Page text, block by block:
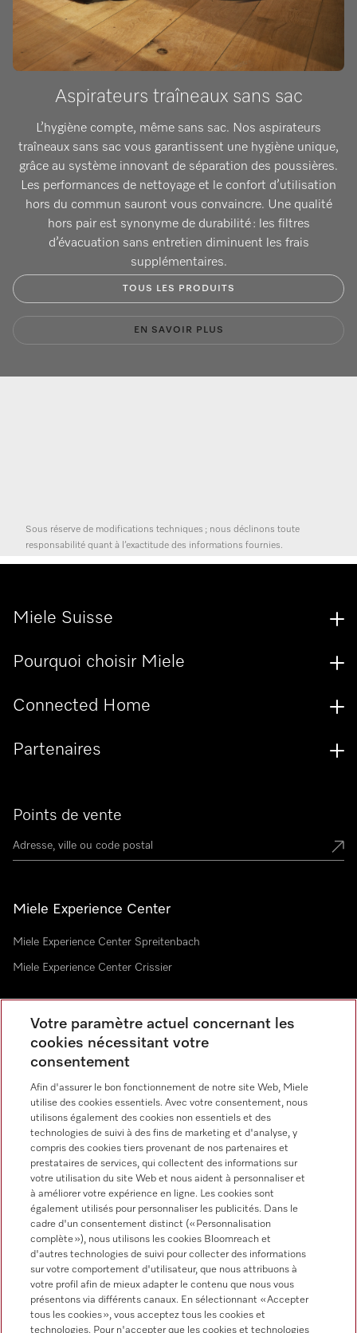
Aspirateurs traîneaux sans sac
L’hygiène compte, même sans sac. Nos aspirateurs
traîneaux sans sac vous garantissent une hygiène unique,
grâce au système innovant de séparation des poussières.
Les performances de nettoyage et le confort d’utilisation
hors du commun sauront vous convaincre. Une qualité
hors pair est synonyme de durabilité : les filtres
d’évacuation sans entretien diminuent les frais
supplémentaires.
TOUS LES PRODUITS
EN SAVOIR PLUS
Sous réserve de modifications techniques ; nous déclinons toute
responsabilité quant à l’exactitude des informations fournies.
Points de vente
Miele Experience Center
Miele Experience Center Spreitenbach
Miele Experience Center Crissier
Newsletter
Langue
FRANÇAIS
Miele Suisse
Pourquoi choisir Miele
Connected Home
Partenaires
Miele sur Youtube
Miele sur Instagram
Miele sur Facebook
Miele sur Pinterest
Miele sur LinkedIn
Votre paramètre actuel concernant les
cookies nécessitant votre
consentement
Afin d'assurer le bon fonctionnement de notre site Web, Miele
utilise des cookies essentiels. Avec votre consentement, nous
utilisons également des cookies non essentiels et des
technologies de suivi à des fins de marketing et d'analyse, y
compris des cookies tiers provenant de nos partenaires et
prestataires de services, qui collectent des informations sur
votre utilisation du site Web et nous aident à personnaliser et
à améliorer votre expérience en ligne. Les cookies sont
également utilisés pour personnaliser les publicités. Dans le
cadre d'un consentement distinct (« Personnalisation
complète »), nous utilisons les cookies Bloomreach et
d'autres technologies de suivi pour collecter des informations
sur votre comportement d'utilisateur, que nous attribuons à
votre profil afin de mieux adapter le contenu que nous vous
présentons via différents canaux. En sélectionnant « Accepter
tous les cookies », vous acceptez tous les cookies et
technologies. Pour n'accepter que les cookies et technologies